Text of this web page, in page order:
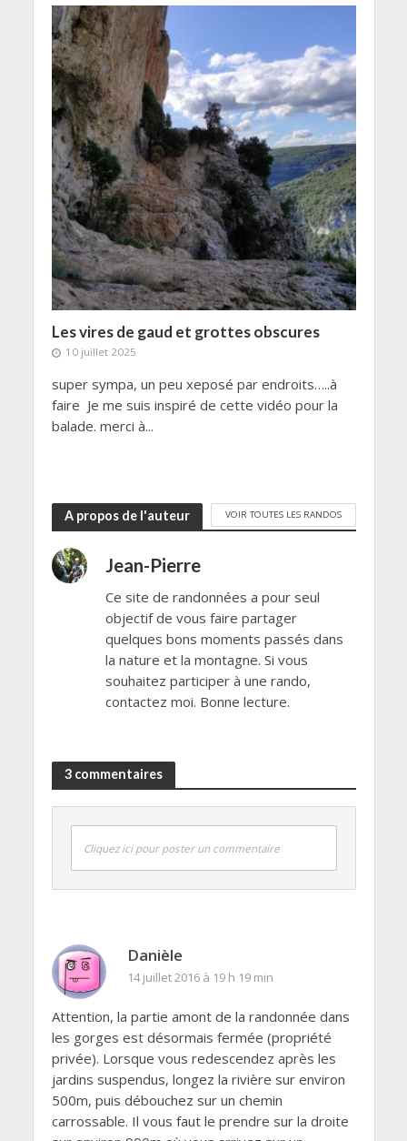
Les vires de gaud et grottes obscures
10 juillet 2025
super sympa, un peu xeposé par endroits…..à
faire Je me suis inspiré de cette vidéo pour la
balade. merci à...
A propos de l'auteur VOIR TOUTES LES RANDOS
Jean-Pierre
Ce site de randonnées a pour seul
objectif de vous faire partager
quelques bons moments passés dans
la nature et la montagne. Si vous
souhaitez participer à une rando,
contactez moi. Bonne lecture.
3 commentaires
Cliquez ici pour poster un commentaire
Danièle
14 juillet 2016 à 19 h 19 min
Attention, la partie amont de la randonnée dans
les gorges est désormais fermée (propriété
privée). Lorsque vous redescendez après les
jardins suspendus, longez la rivière sur environ
500m, puis débouchez sur un chemin
carrossable. Il vous faut le prendre sur la droite